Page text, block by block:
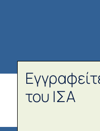
του ΙΣΑ